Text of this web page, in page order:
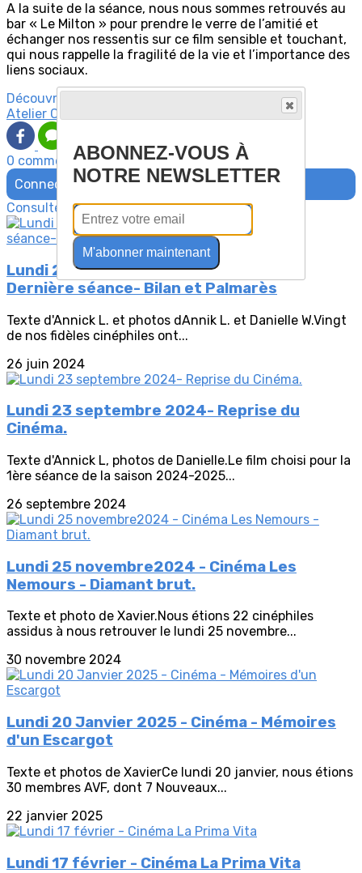
A la suite de la séance, nous nous sommes retrouvés au
bar « Le Milton » pour prendre le verre de l’amitié et
échanger nos ressentis sur ce film sensible et touchant,
qui nous rappelle la fragilité de la vie et l’importance des
liens sociaux.
Découvrez davantage d'articles sur ces thèmes :
Atelier Cinéma
0 commentaire(s)
Connectez-vous pour laisser un commentaire
Consultez également
Lundi 24 juin 2024 - Atelier Cinéma -
Dernière séance- Bilan et Palmarès
Texte d'Annick L. et photos dAnnik L. et Danielle W.Vingt
de nos fidèles cinéphiles ont...
26 juin 2024
Lundi 23 septembre 2024- Reprise du
Cinéma.
Texte d'Annick L, photos de Danielle.Le film choisi pour la
1ère séance de la saison 2024-2025...
26 septembre 2024
Lundi 25 novembre2024 - Cinéma Les
Nemours - Diamant brut.
Texte et photo de Xavier.Nous étions 22 cinéphiles
assidus à nous retrouver le lundi 25 novembre...
30 novembre 2024
Lundi 20 Janvier 2025 - Cinéma - Mémoires
d'un Escargot
Texte et photos de XavierCe lundi 20 janvier, nous étions
30 membres AVF, dont 7 Nouveaux...
22 janvier 2025
Lundi 17 février - Cinéma La Prima Vita
ABONNEZ-VOUS À
NOTRE NEWSLETTER
M'abonner maintenant